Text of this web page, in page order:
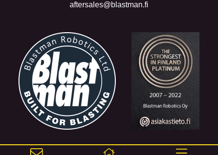
aftersales@blastman.fi
©2017 Blastman Robotics Ltd. All rights reserved.